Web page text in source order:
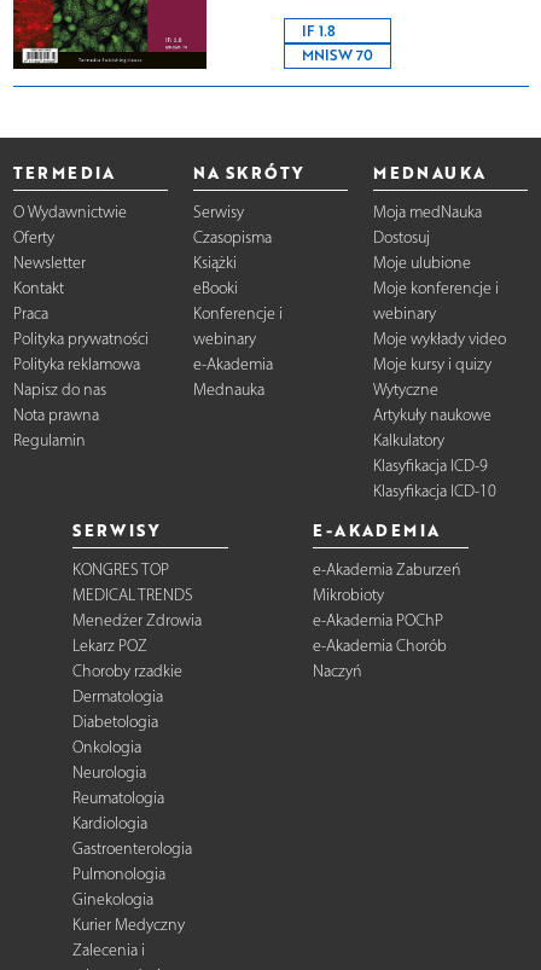
IF 1.8
MNISW 70
TERMEDIA
O Wydawnictwie
Oferty
Newsletter
Kontakt
Praca
Polityka prywatności
Polityka reklamowa
Napisz do nas
Nota prawna
Regulamin
NA SKRÓTY
Serwisy
Czasopisma
Książki
eBooki
Konferencje i
webinary
e-Akademia
Mednauka
MEDNAUKA
Moja medNauka
Dostosuj
Moje ulubione
Moje konferencje i
webinary
Moje wykłady video
Moje kursy i quizy
Wytyczne
Artykuły naukowe
Kalkulatory
Klasyfikacja ICD-9
Klasyfikacja ICD-10
SERWISY
KONGRES TOP
MEDICAL TRENDS
Menedżer Zdrowia
Lekarz POZ
Choroby rzadkie
Dermatologia
Diabetologia
Onkologia
Neurologia
Reumatologia
Kardiologia
Gastroenterologia
Pulmonologia
Ginekologia
Kurier Medyczny
Zalecenia i
E-AKADEMIA
e-Akademia Zaburzeń
Mikrobioty
e-Akademia POChP
e-Akademia Chorób
Naczyń